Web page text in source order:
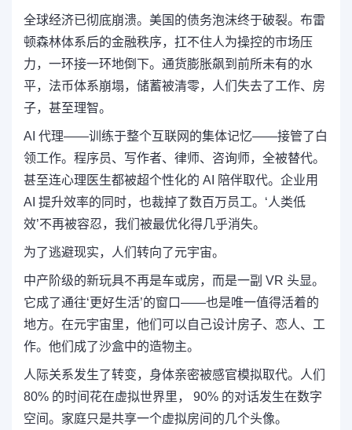
全球经济已彻底崩溃。美国的债务泡沫终于破裂。布雷
顿森林体系后的金融秩序，扛不住人为操控的市场压
力，一环接一环地倒下。通货膨胀飙到前所未有的水
平，法币体系崩塌，储蓄被清零，人们失去了工作、房
子，甚至理智。
AI 代理——训练于整个互联网的集体记忆——接管了白
领工作。程序员、写作者、律师、咨询师，全被替代。
甚至连心理医生都被超个性化的 AI 陪伴取代。企业用
AI 提升效率的同时，也裁掉了数百万员工。‘人类低
效’不再被容忍，我们被最优化得几乎消失。
为了逃避现实，人们转向了元宇宙。
中产阶级的新玩具不再是车或房，而是一副 VR 头显。
它成了通往‘更好生活’的窗口——也是唯一值得活着的
地方。在元宇宙里，他们可以自己设计房子、恋人、工
作。他们成了沙盒中的造物主。
人际关系发生了转变，身体亲密被感官模拟取代。人们
80% 的时间花在虚拟世界里， 90% 的对话发生在数字
空间。家庭只是共享一个虚拟房间的几个头像。